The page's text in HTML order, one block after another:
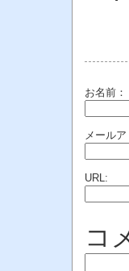
お名前
メールア
URL:
コ